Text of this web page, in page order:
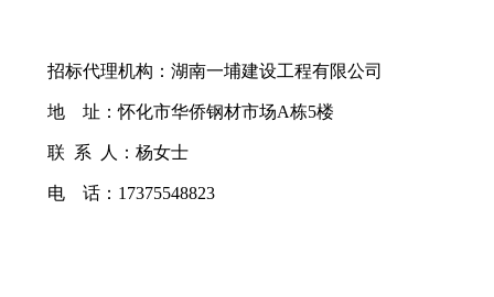
招标代理机构：湖南一埔建设工程有限公司
地 址：怀化市华侨钢材市场A栋5楼
联 系 人： 杨女士
电 话：17375548823